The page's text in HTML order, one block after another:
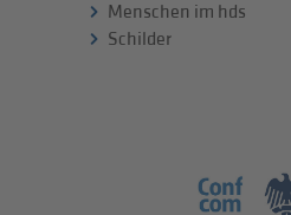
Menschen im hds
Schilder